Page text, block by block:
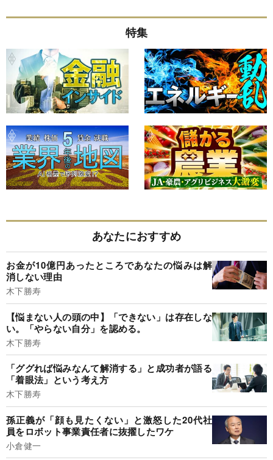
特集
あなたにおすすめ
お金が10億円あったところであなたの悩みは解
消しない理由
木下勝寿
【悩まない人の頭の中】「できない」は存在しな
い。「やらない自分」を認める。
木下勝寿
「ググれば悩みなんて解消する」と成功者が語る
「着眼法」という考え方
木下勝寿
孫正義が「顔も見たくない」と激怒した20代社
員をロボット事業責任者に抜擢したワケ
小倉健一